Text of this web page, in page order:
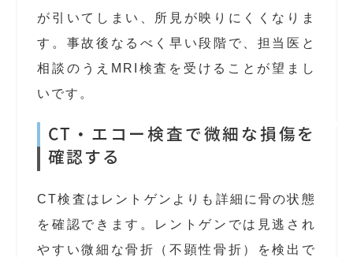
が引いてしまい、所見が映りにくくなりま
す。事故後なるべく早い段階で、担当医と
相談のうえMRI検査を受けることが望まし
いです。
CT・エコー検査で微細な損傷を
確認する
CT検査はレントゲンよりも詳細に骨の状態
を確認できます。レントゲンでは見逃され
やすい微細な骨折（不顕性骨折）を検出で